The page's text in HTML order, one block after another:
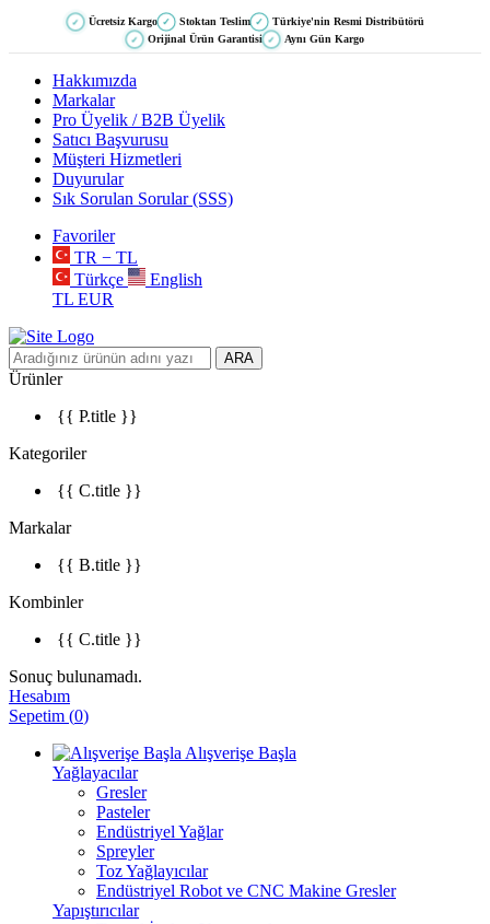
✓ Ücretsiz Kargo ✓ Stoktan Teslim ✓ Türkiye'nin Resmi Distribütörü
✓ Orijinal Ürün Garantisi ✓ Aynı Gün Kargo
Hakkımızda
Markalar
Pro Üyelik / B2B Üyelik
Satıcı Başvurusu
Müşteri Hizmetleri
Duyurular
Sık Sorulan Sorular (SSS)
Favoriler
TR − TL
Türkçe
English
TL EUR
ARA
Ürünler
{{ P.title }}
Kategoriler
{{ C.title }}
Markalar
{{ B.title }}
Kombinler
{{ C.title }}
Sonuç bulunamadı.
Hesabım
Sepetim (0)
Alışverişe Başla
Yağlayacılar
Gresler
Pasteler
Endüstriyel Yağlar
Spreyler
Toz Yağlayıcılar
Endüstriyel Robot ve CNC Makine Gresler
Yapıştırıcılar